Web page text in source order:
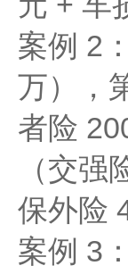
案例 2
万），
者险
（交
保外险
案例 3